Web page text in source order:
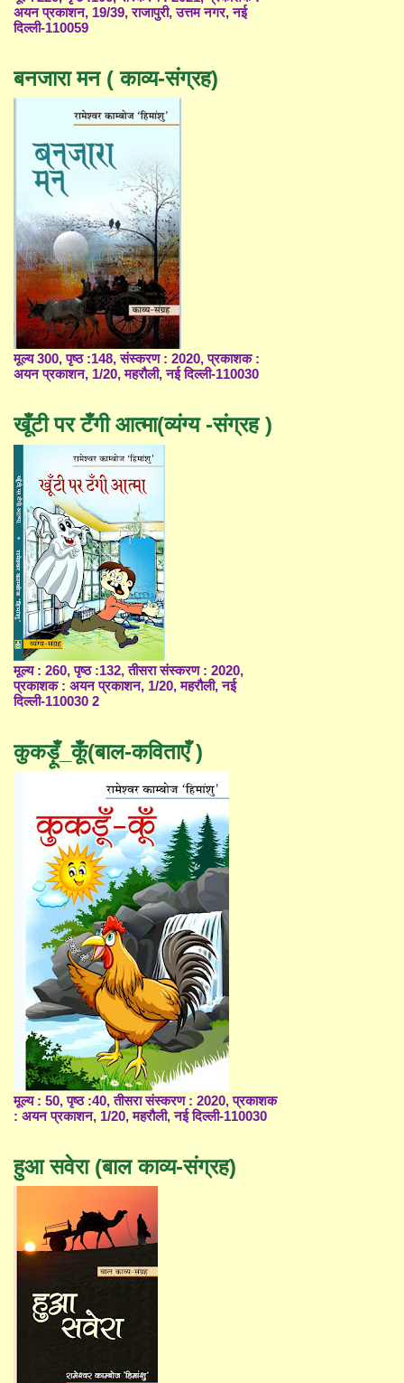
अयन प्रकाशन, 19/39, राजापुरी, उत्तम नगर, नई
दिल्ली-110059
बनजारा मन ( काव्य-संग्रह)
मूल्य 300, पृष्ठ :148, संस्करण : 2020, प्रकाशक :
अयन प्रकाशन, 1/20, महरौली, नई दिल्ली-110030
खूँटी पर टँगी आत्मा(व्यंग्य -संग्रह )
मूल्य : 260, पृष्ठ :132, तीसरा संस्करण : 2020,
प्रकाशक : अयन प्रकाशन, 1/20, महरौली, नई
दिल्ली-110030 2
कुकड़ूँ_कूँ(बाल-कविताएँ )
मूल्य : 50, पृष्ठ :40, तीसरा संस्करण : 2020, प्रकाशक
: अयन प्रकाशन, 1/20, महरौली, नई दिल्ली-110030
हुआ सवेरा (बाल काव्य-संग्रह)